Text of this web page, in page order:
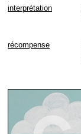
interprétation
récompense